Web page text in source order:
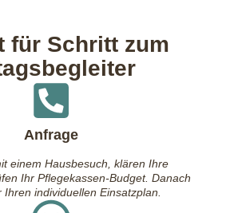
für Schritt zum
Anfrage
einem Hausbesuch, klären Ihre
Ihr Pflegekassen-Budget. Danach
Ihren individuellen Einsatzplan.